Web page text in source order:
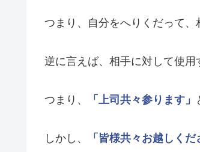
つまり、自分をへりくだって、
逆に言えば、相手に対して使用
つまり、 「上司共々参ります」
しかし、 「皆様共々お越しくだ